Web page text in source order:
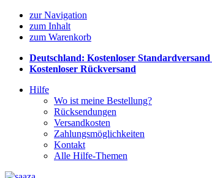
zur Navigation
zum Inhalt
zum Warenkorb
Deutschland: Kostenloser Standardversand
Kostenloser Rückversand
Hilfe
Wo ist meine Bestellung?
Rücksendungen
Versandkosten
Zahlungsmöglichkeiten
Kontakt
Alle Hilfe-Themen